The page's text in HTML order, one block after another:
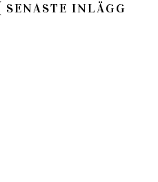
SENASTE INLÄGG